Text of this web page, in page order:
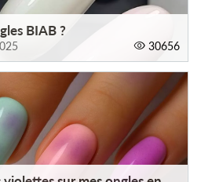
BIAB ?
30656